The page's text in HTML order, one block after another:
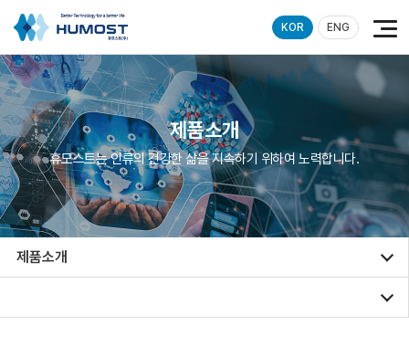
KOR ENG
제품소개
휴모스트는 인류의 건강한 삶을 지속하기 위하여 노력합니다.
제품소개